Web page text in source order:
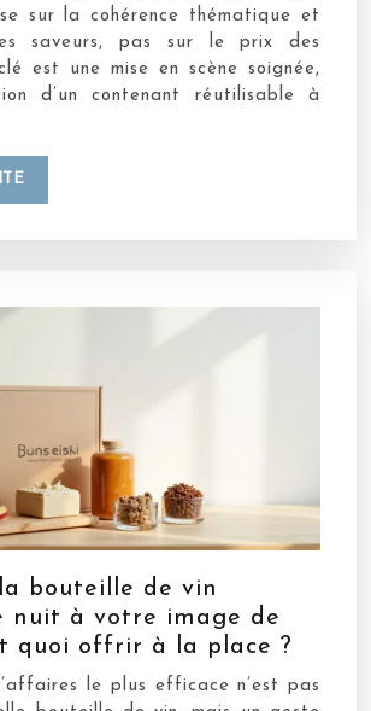
sur la cohérence thématique et
saveurs, pas sur le prix des
est une mise en scène soignée,
d’un contenant réutilisable à
bouteille de vin
nuit à votre image de
quoi offrir à la place ?
le plus efficace n’est pas